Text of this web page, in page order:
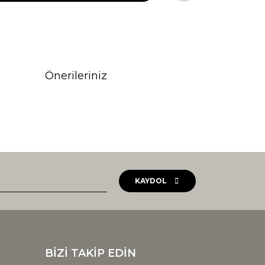
Önerileriniz
KAYDOL
BİZİ TAKİP EDİN